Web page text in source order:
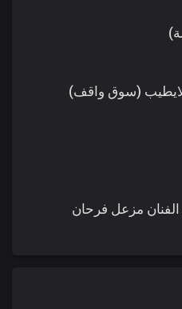
لايطيب (سوق واقف)
مزعل فرحان